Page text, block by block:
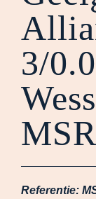
3/
Referentie: